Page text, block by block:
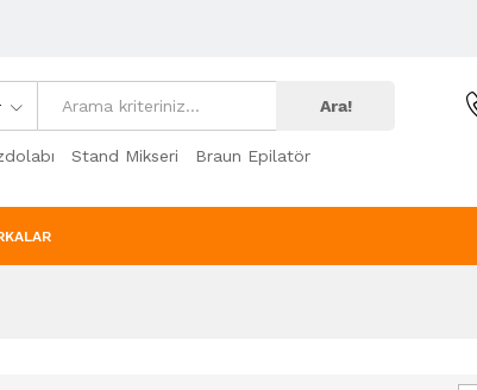
Ara!
Stand Mikseri
Braun Epilatör